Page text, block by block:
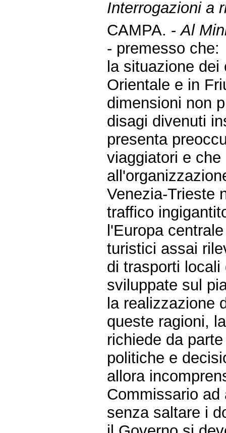
Interrogazioni a
CAMPA. -Al
- premesso che:
la situazione dei
Orientale e in
dimensioni non
disagi divenuti
presenta
viaggiatori e
Venezia-Trieste
traffico
l'Europa
turistici assai
di trasporti
sviluppate sul
la realizzazione
queste ragioni,
richiede da
politiche e
allora
Commissario
senza saltare i